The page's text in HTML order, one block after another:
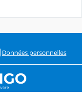
Données personnelles